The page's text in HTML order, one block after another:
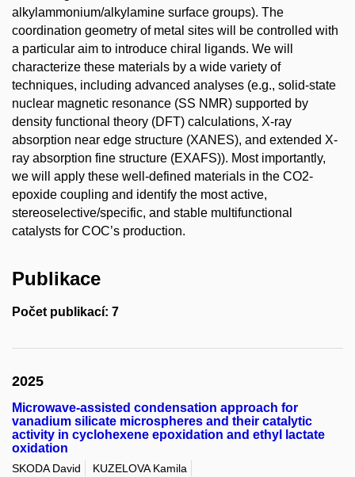
alkylammonium/alkylamine surface groups). The
coordination geometry of metal sites will be controlled with
a particular aim to introduce chiral ligands. We will
characterize these materials by a wide variety of
techniques, including advanced analyses (e.g., solid-state
nuclear magnetic resonance (SS NMR) supported by
density functional theory (DFT) calculations, X-ray
absorption near edge structure (XANES), and extended X-
ray absorption fine structure (EXAFS)). Most importantly,
we will apply these well-defined materials in the CO2-
epoxide coupling and identify the most active,
stereoselective/specific, and stable multifunctional
catalysts for COC’s production.
Publikace
Počet publikací: 7
2025
Microwave-assisted condensation approach for
vanadium silicate microspheres and their catalytic
activity in cyclohexene epoxidation and ethyl lactate
oxidation
SKODA David
KUZELOVA Kamila